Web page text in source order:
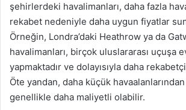
şehirlerdeki havalimanları, daha fazla
rekabet nedeniyle daha uygun fiyatlar
Örneğin, Londra’daki Heathrow ya da
havalimanları, birçok uluslararası uçuşa
yapmaktadır ve dolayısıyla daha
Öte yandan, daha küçük
genellikle daha maliyetli olabilir.